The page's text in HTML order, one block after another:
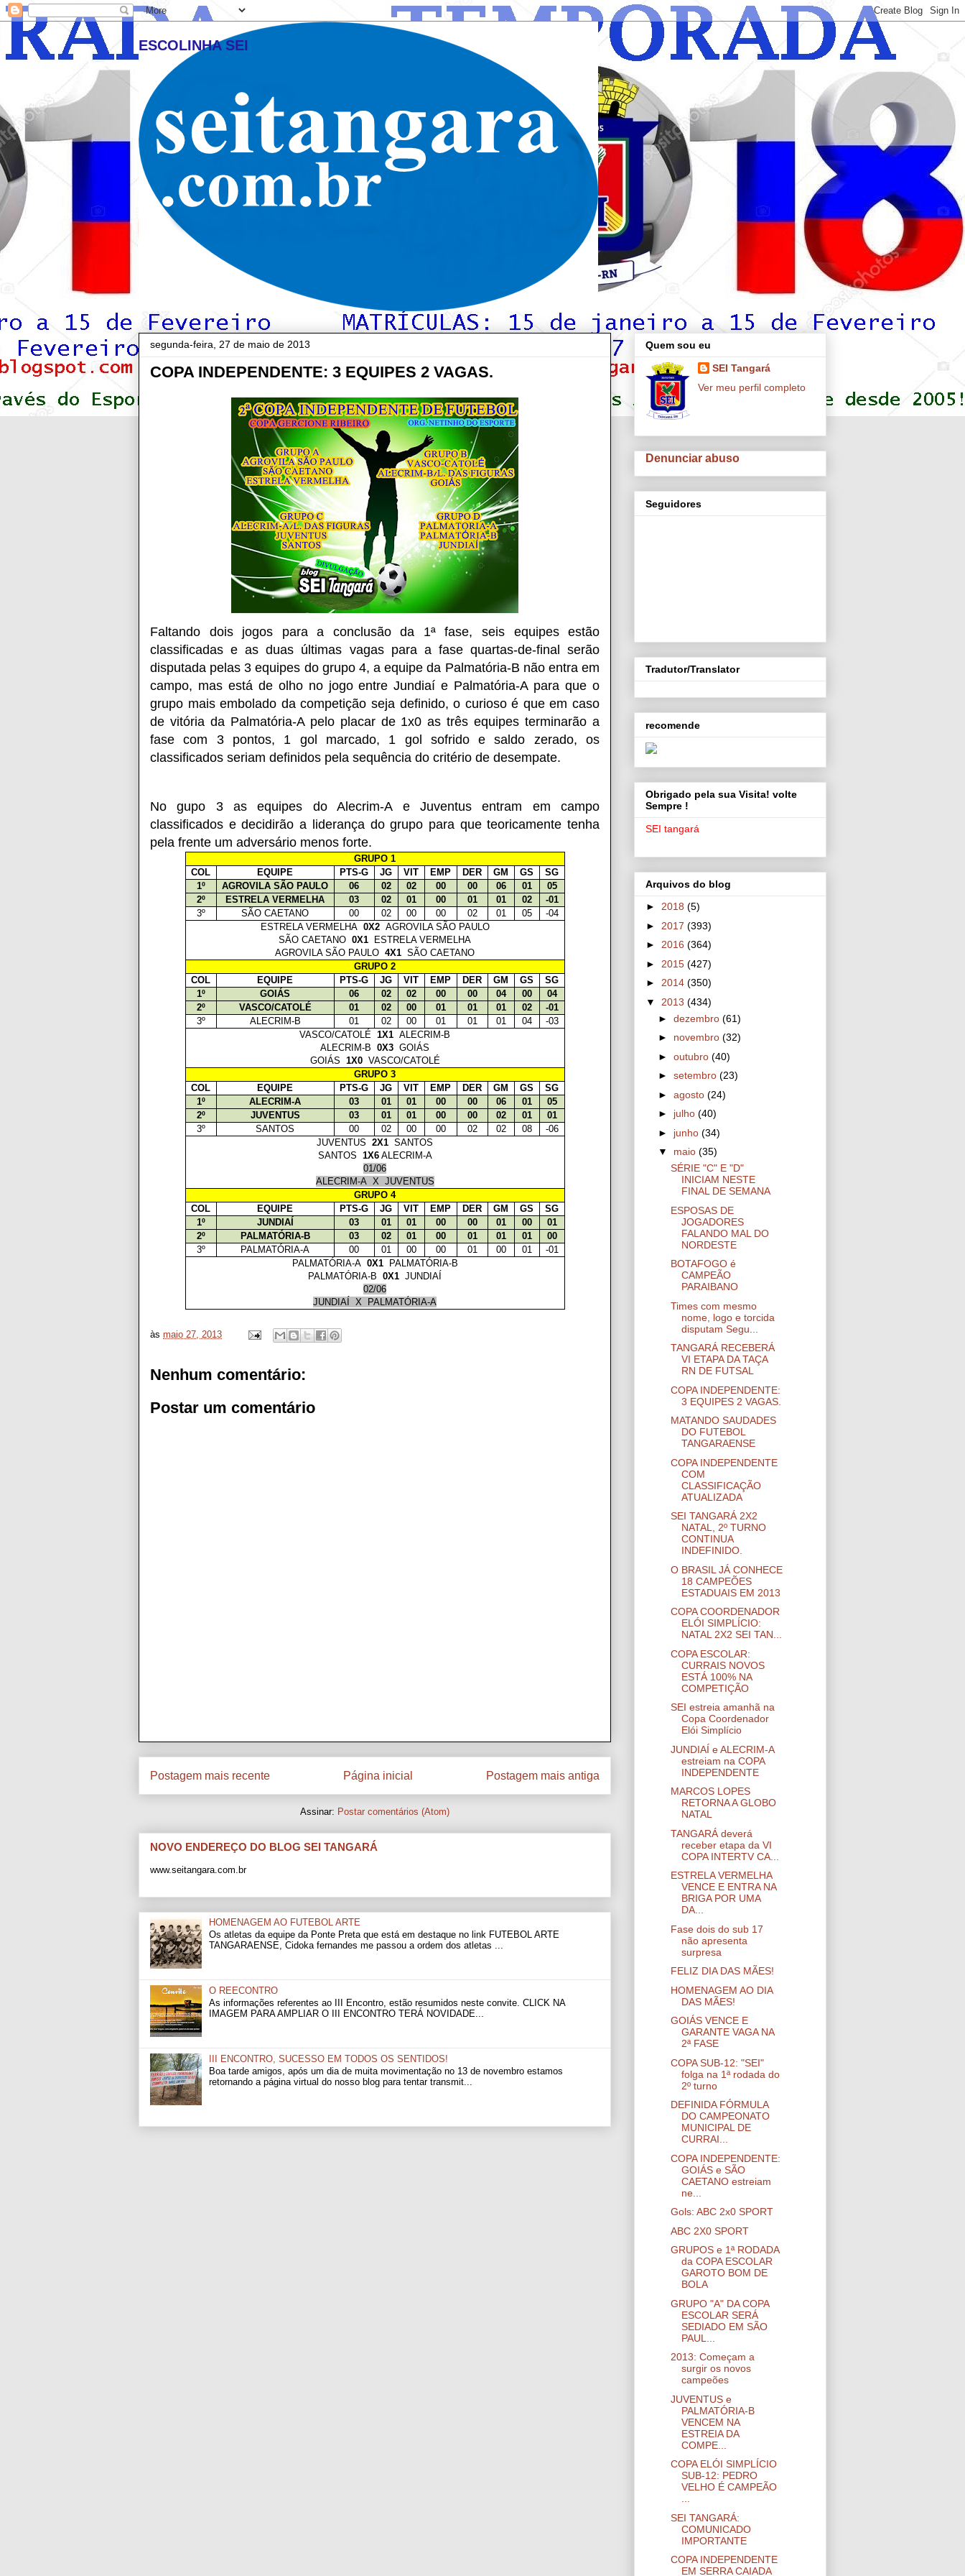
ESCOLINHA SEI
segunda-feira, 27 de maio de 2013
COPA INDEPENDENTE: 3 EQUIPES 2 VAGAS.
Faltando dois jogos para a conclusão da 1ª fase, seis equipes estão
classificadas e as duas últimas vagas para a fase quartas-de-final serão
disputada pelas 3 equipes do grupo 4, a equipe da Palmatória-B não entra em
campo, mas está de olho no jogo entre Jundiaí e Palmatória-A para que o
grupo mais embolado da competição seja definido, o curioso é que em caso
de vitória da Palmatória-A pelo placar de 1x0 as três equipes terminarão a
fase com 3 pontos, 1 gol marcado, 1 gol sofrido e saldo zerado, os
classificados seriam definidos pela sequência do critério de desempate.
No gupo 3 as equipes do Alecrim-A e Juventus entram em campo
classificados e decidirão a liderança do grupo para que teoricamente tenha
pela frente um adversário menos forte.
GRUPO 1
COL
EQUIPE PTS-G JG VIT EMP DER GM GS
SG
1º
AGROVILA SÃO PAULO 06 02 02 00 00 06 01
05
2º
ESTRELA VERMELHA 03 02 01 00 01 01 02
-01
3º
SÃO CAETANO 00 02 00 00 02 01 05
-04
ESTRELA VERMELHA 0X2 AGROVILA SÃO PAULO
SÃO CAETANO0X1 ESTRELA VERMELHA
AGROVILA SÃO PAULO4X1 SÃO CAETANO
GRUPO 2
COL
EQUIPE PTS-G JG VIT EMP DER GM GS
SG
1º
GOIÁS 06 02 02 00 00 04 00
04
2º
VASCO/CATOLÉ 01 02 00 01 01 01 02
-01
3º
ALECRIM-B 01 02 00 01 01 01 04
-03
VASCO/CATOLÉ1X1 ALECRIM-B
ALECRIM-B 0X3 GOIÁS
GOIÁS 1X0VASCO/CATOLÉ
GRUPO 3
COL
EQUIPE PTS-G JG VIT EMP DER GM GS
SG
1º
ALECRIM-A 03 01 01 00 00 06 01
05
2º
JUVENTUS 03 01 01 00 00 02 01
01
3º
SANTOS 00 02 00 00 02 02 08
-06
JUVENTUS2X1 SANTOS
SANTOS 1X6ALECRIM-A
01/06
ALECRIM-A X JUVENTUS
GRUPO 4
COL
EQUIPE PTS-G JG VIT EMP DER GM GS
SG
1º
JUNDIAÍ 03 01 01 00 00 01 00
01
2º
PALMATÓRIA-B 03 02 01 00 01 01 01
00
3º
PALMATÓRIA-A 00 01 00 00 01 00 01
-01
PALMATÓRIA-A 0X1PALMATÓRIA-B
PALMATÓRIA-B0X1 JUNDIAÍ
02/06
JUNDIAÍ X PALMATÓRIA-A
às maio 27, 2013
Nenhum comentário:
Postar um comentário
Postagem mais recente Postagem mais antiga
Página inicial
Assinar: Postar comentários (Atom)
NOVO ENDEREÇO DO BLOG SEI TANGARÁ
www.seitangara.com.br
HOMENAGEM AO FUTEBOL ARTE
Os atletas da equipe da Ponte Preta que está em destaque no link FUTEBOL ARTE
TANGARAENSE, Cidoka fernandes me passou a ordem dos atletas ...
O REECONTRO
As informações referentes ao III Encontro, estão resumidos neste convite. CLICK NA
IMAGEM PARA AMPLIAR O III ENCONTRO TERÁ NOVIDADE...
III ENCONTRO, SUCESSO EM TODOS OS SENTIDOS!
Boa tarde amigos, após um dia de muita movimentação no 13 de novembro estamos
retornando a página virtual do nosso blog para tentar transmit...
Quem sou eu
SEI Tangará
Ver meu perfil completo
Denunciar abuso
Seguidores
Tradutor/Translator
recomende
Obrigado pela sua Visita! volte
Sempre !
SEI tangará
Arquivos do blog
► 2018 (5)
► 2017 (393)
► 2016 (364)
► 2015 (427)
► 2014 (350)
▼ 2013 (434)
► dezembro (61)
► novembro (32)
► outubro (40)
► setembro (23)
► agosto (24)
► julho (40)
► junho (34)
▼ maio (35)
SÉRIE "C" E "D"
INICIAM NESTE
FINAL DE SEMANA
ESPOSAS DE
JOGADORES
FALANDO MAL DO
NORDESTE
BOTAFOGO é
CAMPEÃO
PARAIBANO
Times com mesmo
nome, logo e torcida
disputam Segu...
TANGARÁ RECEBERÁ
VI ETAPA DA TAÇA
RN DE FUTSAL
COPA INDEPENDENTE:
3 EQUIPES 2 VAGAS.
MATANDO SAUDADES
DO FUTEBOL
TANGARAENSE
COPA INDEPENDENTE
COM
CLASSIFICAÇÃO
ATUALIZADA
SEI TANGARÁ 2X2
NATAL, 2º TURNO
CONTINUA
INDEFINIDO.
O BRASIL JÁ CONHECE
18 CAMPEÕES
ESTADUAIS EM 2013
COPA COORDENADOR
ELÓI SIMPLÍCIO:
NATAL 2X2 SEI TAN...
COPA ESCOLAR:
CURRAIS NOVOS
ESTÁ 100% NA
COMPETIÇÃO
SEI estreia amanhã na
Copa Coordenador
Elói Simplício
JUNDIAÍ e ALECRIM-A
estreiam na COPA
INDEPENDENTE
MARCOS LOPES
RETORNA A GLOBO
NATAL
TANGARÁ deverá
receber etapa da VI
COPA INTERTV CA...
ESTRELA VERMELHA
VENCE E ENTRA NA
BRIGA POR UMA
DA...
Fase dois do sub 17
não apresenta
surpresa
FELIZ DIA DAS MÃES!
HOMENAGEM AO DIA
DAS MÃES!
GOIÁS VENCE E
GARANTE VAGA NA
2ª FASE
COPA SUB-12: "SEI"
folga na 1ª rodada do
2º turno
DEFINIDA FÓRMULA
DO CAMPEONATO
MUNICIPAL DE
CURRAI...
COPA INDEPENDENTE:
GOIÁS e SÃO
CAETANO estreiam
ne...
Gols: ABC 2x0 SPORT
ABC 2X0 SPORT
GRUPOS e 1ª RODADA
da COPA ESCOLAR
GAROTO BOM DE
BOLA
GRUPO "A" DA COPA
ESCOLAR SERÁ
SEDIADO EM SÃO
PAUL...
2013: Começam a
surgir os novos
campeões
JUVENTUS e
PALMATÓRIA-B
VENCEM NA
ESTREIA DA
COMPE...
COPA ELÓI SIMPLÍCIO
SUB-12: PEDRO
VELHO É CAMPEÃO
...
SEI TANGARÁ:
COMUNICADO
IMPORTANTE
COPA INDEPENDENTE
EM SERRA CAIADA